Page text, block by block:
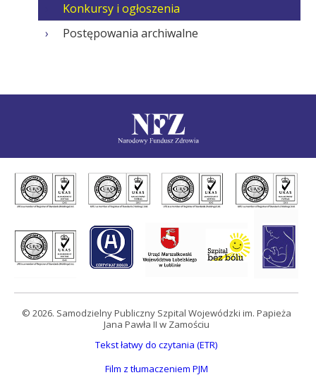
Konkursy i ogłoszenia
Postępowania archiwalne
© 2026. Samodzielny Publiczny Szpital Wojewódzki im. Papieża
Jana Pawła II w Zamościu
Tekst łatwy do czytania (ETR)
Film z tłumaczeniem PJM